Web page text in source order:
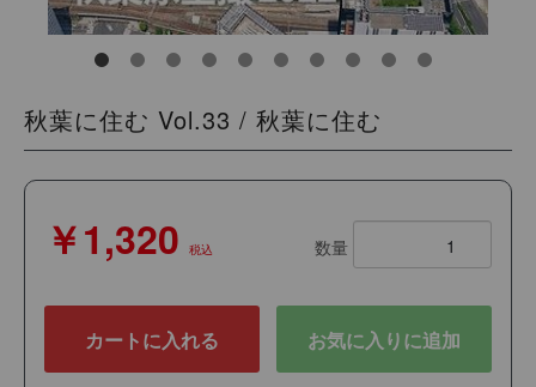
秋葉に住む Vol.33 / 秋葉に住む
￥1,320 税込 数量
カートに入れる お気に入りに追加